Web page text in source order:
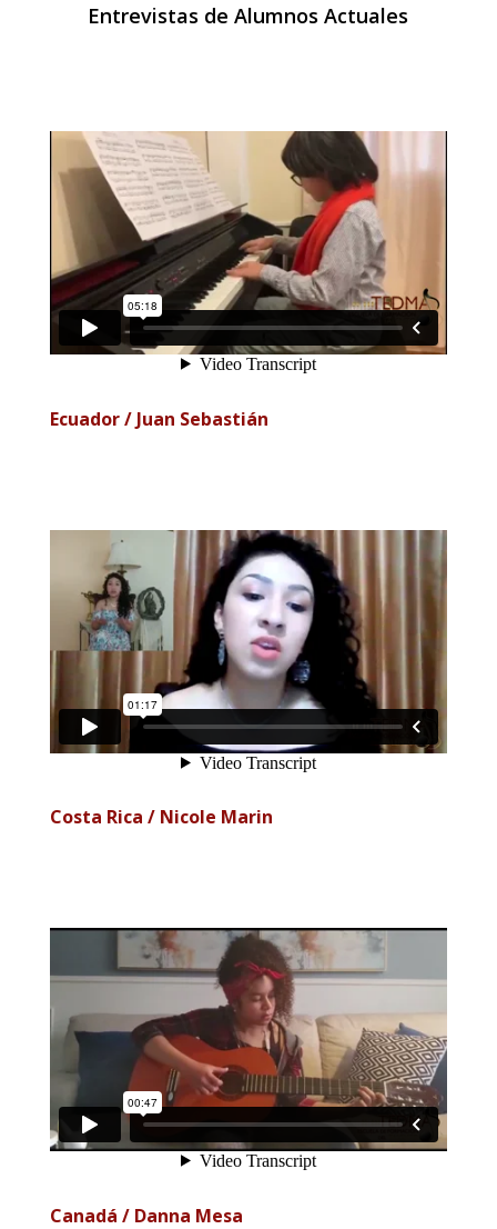
Entrevistas de Alumnos Actuales
Ecuador / Juan Sebastián
Costa Rica / Nicole Marin
Canadá / Danna Mesa